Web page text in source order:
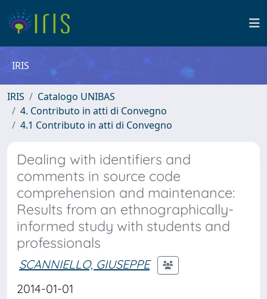
IRIS
IRIS
Catalogo UNIBAS
4. Contributo in atti di Convegno
4.1 Contributo in atti di Convegno
Dealing with identifiers and
comments in source code
comprehension and maintenance:
Results from an ethnographically-
informed study with students and
professionals
SCANNIELLO, GIUSEPPE
2014-01-01